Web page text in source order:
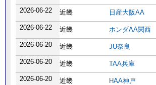
2026-06-22
近畿 日産大阪AA
2026-06-22
近畿 ホンダAA関西
2026-06-20
近畿 JU奈良
2026-06-20
近畿 TAA兵庫
2026-06-20
近畿 HAA神戸